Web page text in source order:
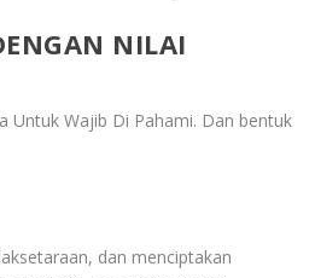
NILAI
Untuk Wajib Di Pahami. Dan bentuk
dan menciptakan